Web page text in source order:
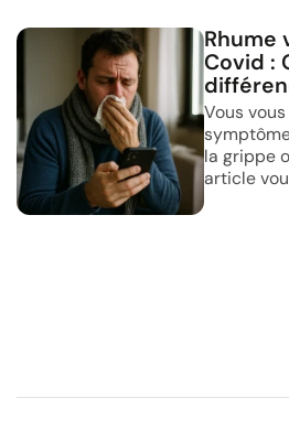
Rhume
Covid :
Vous
la grippe
article